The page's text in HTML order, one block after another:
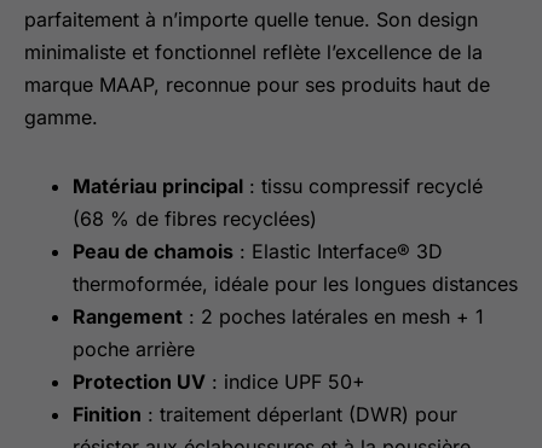
parfaitement à n’importe quelle tenue. Son design
minimaliste et fonctionnel reflète l’excellence de la
marque MAAP, reconnue pour ses produits haut de
gamme.
Matériau principal : tissu compressif recyclé
(68 % de fibres recyclées)
Peau de chamois : Elastic Interface® 3D
thermoformée, idéale pour les longues distances
Rangement : 2 poches latérales en mesh + 1
poche arrière
Protection UV : indice UPF 50+
Finition : traitement déperlant (DWR) pour